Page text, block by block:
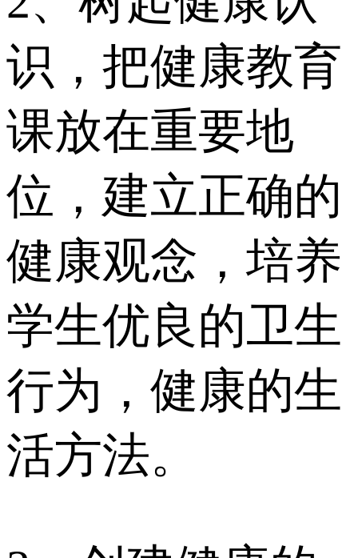
识，把健康教育
课放在重要地
位，建立正确的
健康观念，培养
学生优良的卫生
行为，健康的生
活方法。